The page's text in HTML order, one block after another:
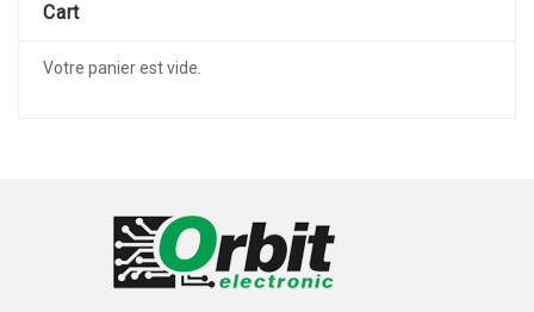
Cart
Votre panier est vide.